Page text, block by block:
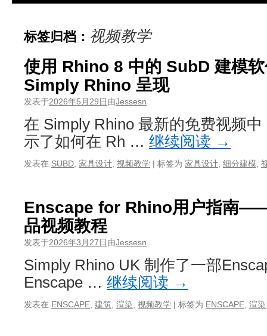
文标签归档： 视频教学
使用 Rhino 8 中的 SubD 建模
Simply Rhino 呈现
发表于2026年5月29日由Jessesn
在 Simply Rhino 最新的免费视频
示了如何在 Rh … 继续阅读 →
发表在 SUBD 家具设计 视频教学 | 标签为 家具设计 细分建模
Enscape for Rhino用户指南
品视频教程
发表于2026年3月27日由Jessesn
Simply Rhino UK 制作了一部
Enscape … 继续阅读 →
发表在 ENSCAPE 建筑 渲染 视频教学 | 标签为 ENSCAPE 渲染